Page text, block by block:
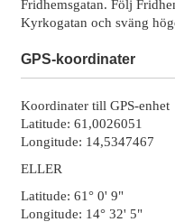
Fridhemsgatan. Följ
Kyrkogatan och sväng
GPS-koordinater
Koordinater till GPS-enhet
Latitude: 61,0026051
Longitude: 14,5347467
ELLER
Latitude: 61° 0' 9"
Longitude: 14° 32' 5"